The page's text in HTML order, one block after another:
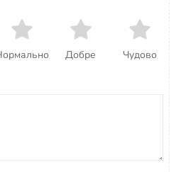
Добре Чудово